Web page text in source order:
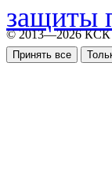
защиты
Принять все
© 2013—2026 КСК